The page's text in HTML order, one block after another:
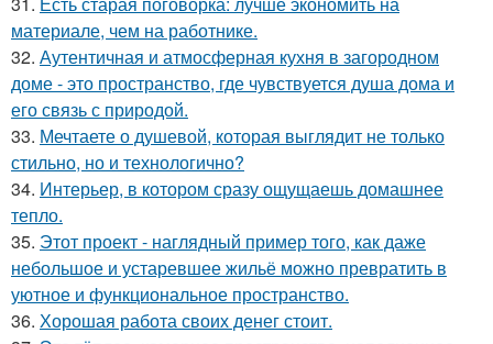
материале, чем на работнике.
32. Аутентичная и атмосферная кухня в загородном
доме - это пространство, где чувствуется душа дома и
его связь с природой.
33. Мечтаете о душевой, которая выглядит не только
стильно, но и технологично?
34. Интерьер, в котором сразу ощущаешь домашнее
тепло.
35. Этот проект - наглядный пример того, как даже
небольшое и устаревшее жильё можно превратить в
уютное и функциональное пространство.
36. Хорошая работа своих денег стоит.